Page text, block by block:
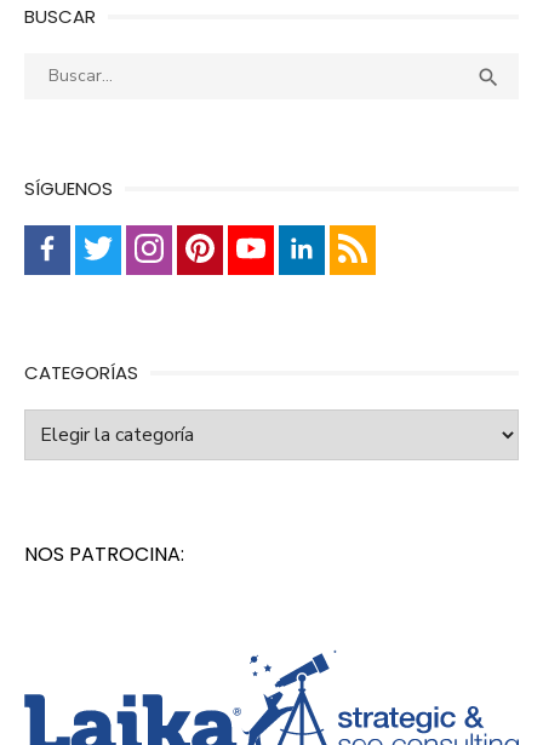
BUSCAR
Buscar: 
SÍGUENOS
CATEGORÍAS
Categorías
NOS PATROCINA: